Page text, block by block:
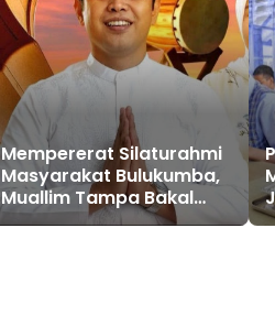
Mempererat Silaturahmi
Masyarakat Bulukumba,
Muallim Tampa Bakal
Gelar Buka Puasa